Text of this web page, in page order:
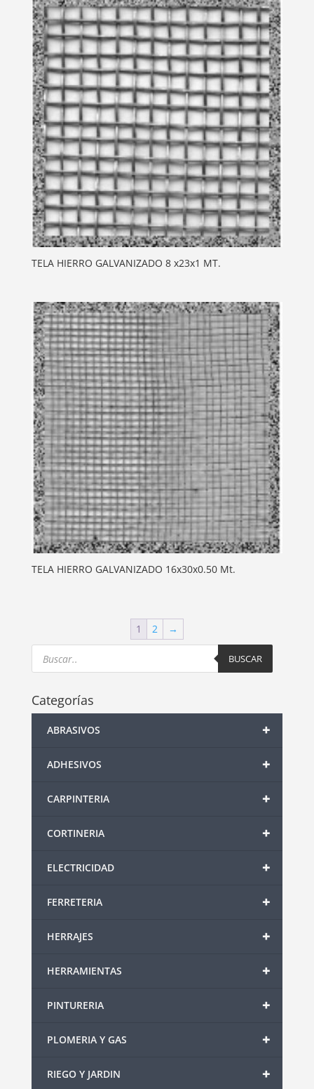
TELA HIERRO GALVANIZADO 8 x23x1 MT.
TELA HIERRO GALVANIZADO 16x30x0.50 Mt.
1 2
→
Products
search BUSCAR
Categorías
+
ABRASIVOS
+
ADHESIVOS
+
CARPINTERIA
+
CORTINERIA
+
ELECTRICIDAD
+
FERRETERIA
+
HERRAJES
+
HERRAMIENTAS
+
PINTURERIA
+
PLOMERIA Y GAS
+
RIEGO Y JARDIN